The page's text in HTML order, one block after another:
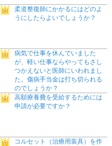
柔道整復師にかかるにはどのよ
うにしたらよいでしょうか？
病気で仕事を休んでいました
が、軽い仕事ならやってもさし
つかえないと医師にいわれまし
た。傷病手当金は打ち切られる
のでしょうか？
高額療養費を受給するためには
申請が必要ですか？
コルセット（治療用装具）を作